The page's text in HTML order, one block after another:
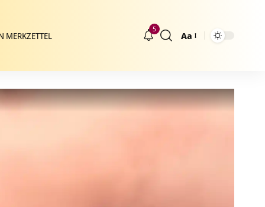
MERKZETTEL
5
Größenänderung
Aa